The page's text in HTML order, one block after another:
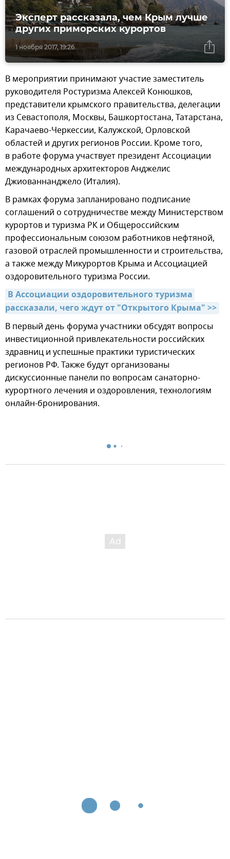
1 ноября 2017, 19:26
Эксперт рассказала, чем Крым лучше
других приморских курортов
В мероприятии принимают участие заместитель
руководителя Ростуризма Алексей Конюшков,
представители крымского правительства, делегации
из Севастополя, Москвы, Башкортостана, Татарстана,
Карачаево-Черкессии, Калужской, Орловской
областей и других регионов России. Кроме того,
в работе форума участвует президент Ассоциации
международных архитекторов Анджелис
Джиованнанджело (Италия).
В рамках форума запланировано подписание
соглашений о сотрудничестве между Министерством
курортов и туризма РК и Общероссийским
профессиональным союзом работников нефтяной,
газовой отраслей промышленности и строительства,
а также между Микурортов Крыма и Ассоциацией
оздоровительного туризма России.
В Ассоциации оздоровительного туризма
рассказали, чего ждут от "Открытого Крыма" >>
В первый день форума участники обсудят вопросы
инвестиционной привлекательности российских
здравниц и успешные практики туристических
регионов РФ. Также будут организованы
дискуссионные панели по вопросам санаторно-
курортного лечения и оздоровления, технологиям
онлайн-бронирования.